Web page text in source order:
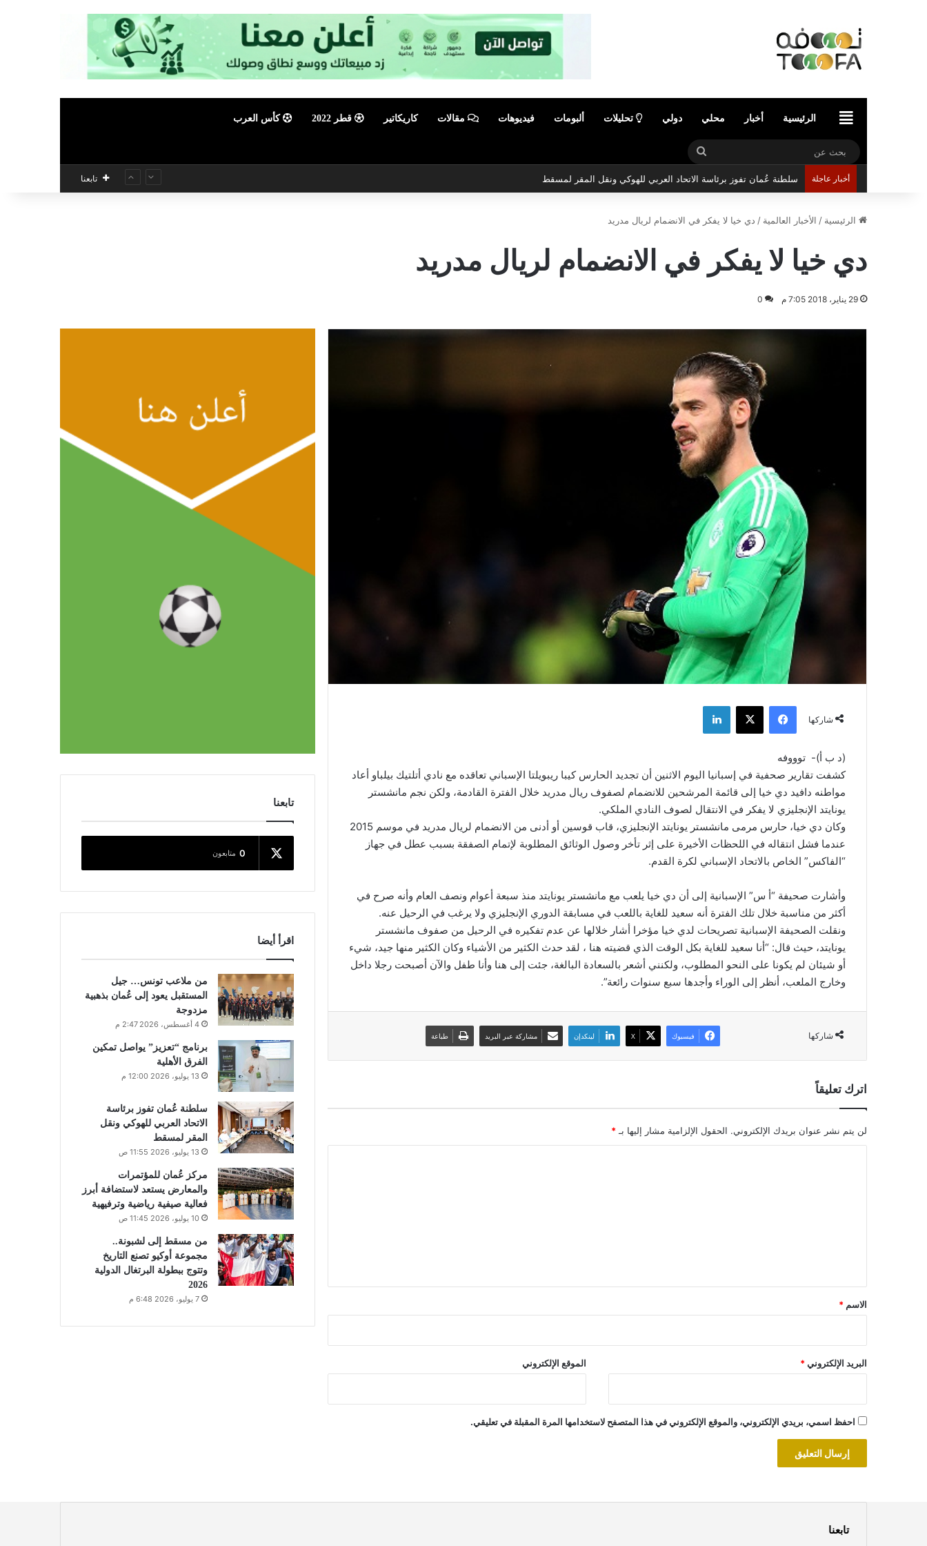
الرئيسيةالرئيسية أخبار محلي دولي تحليلات ألبومات فيديوهات مقالات كاريكاتير قطر 2022 كأس العرب
بحث
عن
أخبار عاجلة سلطنة عُمان تفوز برئاسة الاتحاد العربي للهوكي ونقل المقر لمسقط تابعنا
الرئيسية / الأخبار العالمية / دي خيا لا يفكر في الانضمام لريال مدريد
دي خيا لا يفكر في الانضمام لريال مدريد
29 يناير، 2018 7:05 م 0
شاركها
فيسبوك ‫X لينكدإن
(د ب أ)- توووفه
كشفت تقارير صحفية في إسبانيا اليوم الاثنين أن تجديد الحارس كيبا ريبويلتا الإسباني تعاقده مع نادي أتلتيك بيلباو أعاد
مواطنه دافيد دي خيا إلى قائمة المرشحين للانضمام لصفوف ريال مدريد خلال الفترة القادمة، ولكن نجم مانشستر
يونايتد الإنجليزي لا يفكر في الانتقال لصوف النادي الملكي.
وكان دي خيا، حارس مرمى مانشستر يونايتد الإنجليزي، قاب قوسين أو أدنى من الانضمام لريال مدريد في موسم 2015
عندما فشل انتقاله في اللحظات الأخيرة على إثر تأخر وصول الوثائق المطلوبة لإتمام الصفقة بسبب عطل في جهاز
“الفاكس” الخاص بالاتحاد الإسباني لكرة القدم.
وأشارت صحيفة “أ س” الإسبانية إلى أن دي خيا يلعب مع مانشستر يونايتد منذ سبعة أعوام ونصف العام وأنه صرح في
أكثر من مناسبة خلال تلك الفترة أنه سعيد للغاية باللعب في مسابقة الدوري الإنجليزي ولا يرغب في الرحيل عنه.
ونقلت الصحيفة الإسبانية تصريحات لدي خيا مؤخرا أشار خلالها عن عدم تفكيره في الرحيل من صفوف مانشستر
يونايتد، حيث قال: “أنا سعيد للغاية بكل الوقت الذي قضيته هنا ، لقد حدث الكثير من الأشياء وكان الكثير منها جيد، شيء
أو شيئان لم يكونا على النحو المطلوب، ولكنني أشعر بالسعادة البالغة، جئت إلى هنا وأنا طفل والآن أصبحت رجلا داخل
وخارج الملعب، أنظر إلى الوراء وأجدها سبع سنوات رائعة”.
شاركها فيسبوك ‫X لينكدإن مشاركة عبر البريد طباعة
اترك تعليقاً
لن يتم نشر عنوان بريدك الإلكتروني. الحقول الإلزامية مشار إليها بـ *
*
الاسم *
البريد الإلكتروني* الموقع الإلكتروني
احفظ اسمي، بريدي الإلكتروني، والموقع الإلكتروني في هذا المتصفح لاستخدامها المرة المقبلة في تعليقي.
تابعنا
0 متابعون
اقرأ أيضا
من ملاعب تونس… جيل
المستقبل يعود إلى عُمان بذهبية
مزدوجة
4 أغسطس، 2026 2:47 م
برنامج “تعزيز” يواصل تمكين
الفرق الأهلية
13 يوليو، 2026 12:00 م
سلطنة عُمان تفوز برئاسة
الاتحاد العربي للهوكي ونقل
المقر لمسقط
13 يوليو، 2026 11:55 ص
مركز عُمان للمؤتمرات
والمعارض يستعد لاستضافة أبرز
فعالية صيفية رياضية وترفيهية
10 يوليو، 2026 11:45 ص
من مسقط إلى لشبونة..
مجموعة أوكيو تصنع التاريخ
وتتوج ببطولة البرتغال الدولية
2026
7 يوليو، 2026 6:48 م
تابعنا